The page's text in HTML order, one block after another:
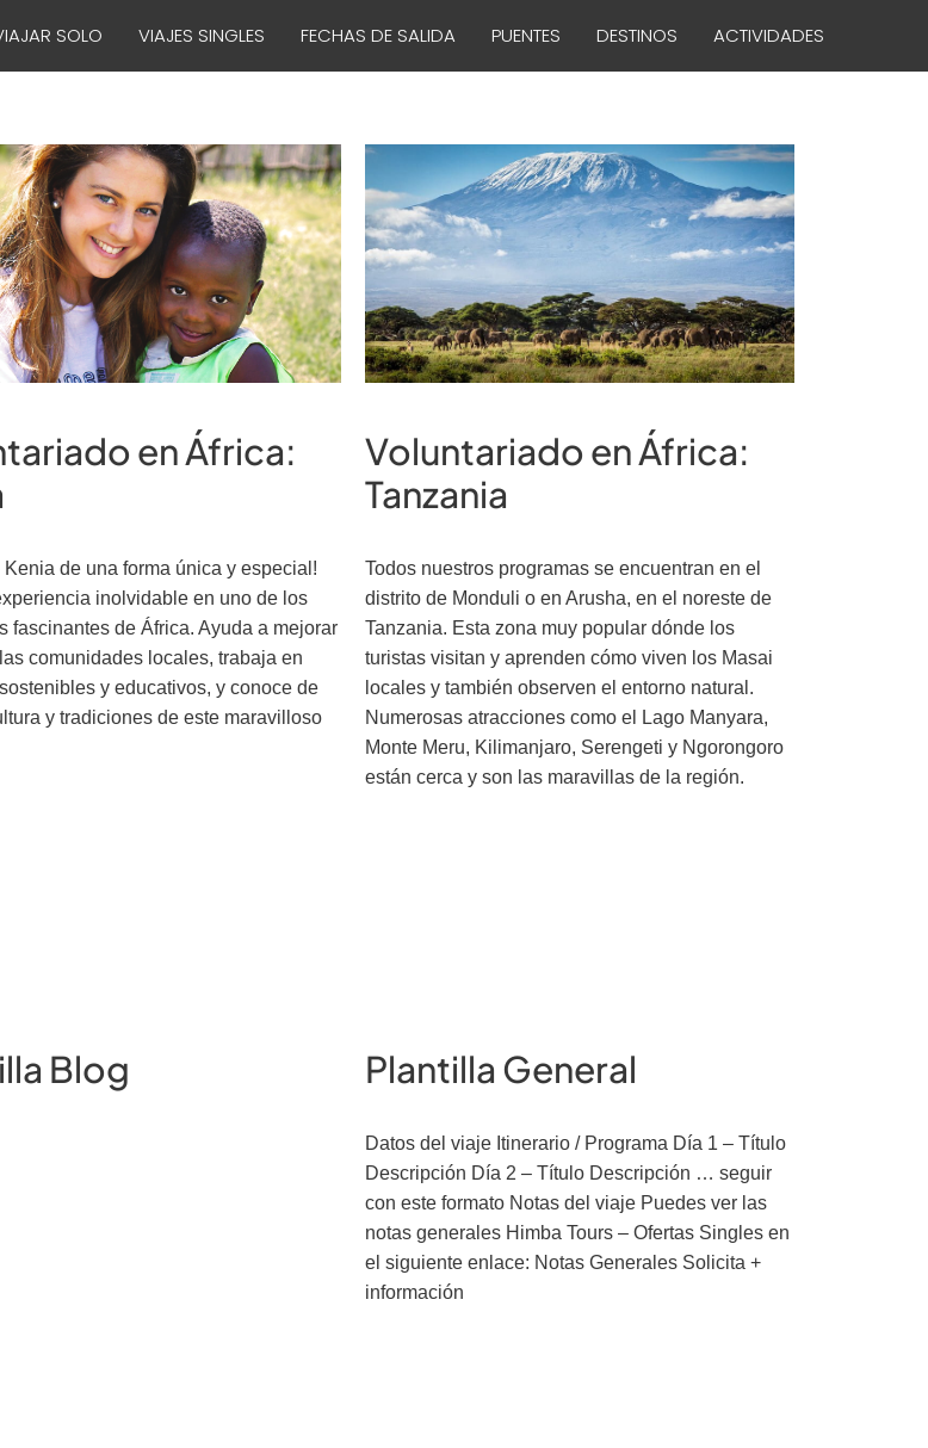
SOLO VIAJES SINGLES FECHAS DE SALIDA PUENTES DESTINOS ACTIVIDADES
en África:
Kenia de una forma única y especial!
inolvidable en uno de los
fascinantes de África. Ayuda a mejorar
comunidades locales, trabaja en
y educativos, y conoce de
y tradiciones de este maravilloso
Voluntariado en África:
Tanzania
Todos nuestros programas se encuentran en el
distrito de Monduli o en Arusha, en el noreste de
Tanzania. Esta zona muy popular dónde los
turistas visitan y aprenden cómo viven los Masai
locales y también observen el entorno natural.
Numerosas atracciones como el Lago Manyara,
Monte Meru, Kilimanjaro, Serengeti y Ngorongoro
están cerca y son las maravillas de la región.
Blog Plantilla General
Datos del viaje Itinerario / Programa Día 1 – Título
Descripción Día 2 – Título Descripción … seguir
con este formato Notas del viaje Puedes ver las
notas generales Himba Tours – Ofertas Singles en
el siguiente enlace: Notas Generales Solicita +
información